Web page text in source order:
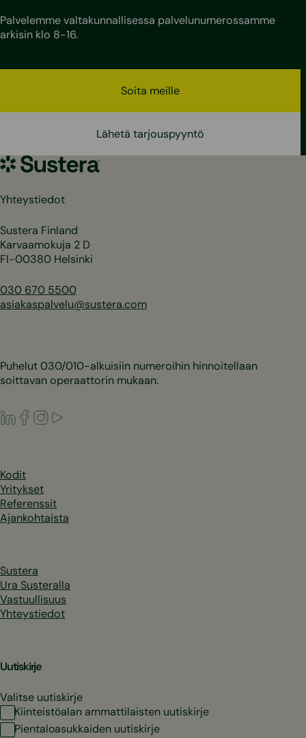
Palvelemme valtakunnallisessa palvelunumerossamme
arkisin klo 8-16.
Soita meille
Lähetä tarjouspyyntö
Sustera
Yhteystiedot
Sustera Finland
Karvaamokuja 2 D
FI-00380 Helsinki
030 670 5500
asiakaspalvelu@sustera.com
Puhelut 030/010-alkuisiin numeroihin hinnoitellaan
soittavan operaattorin mukaan.
LinkedIn
Facebook
Instagram
Kodit
Yritykset
Referenssit
Ajankohtaista
Sustera
Ura Susteralla
Vastuullisuus
Yhteystiedot
Uutiskirje
Valitse uutiskirje
Kiinteistöalan ammattilaisten uutiskirje
Pientaloasukkaiden uutiskirje